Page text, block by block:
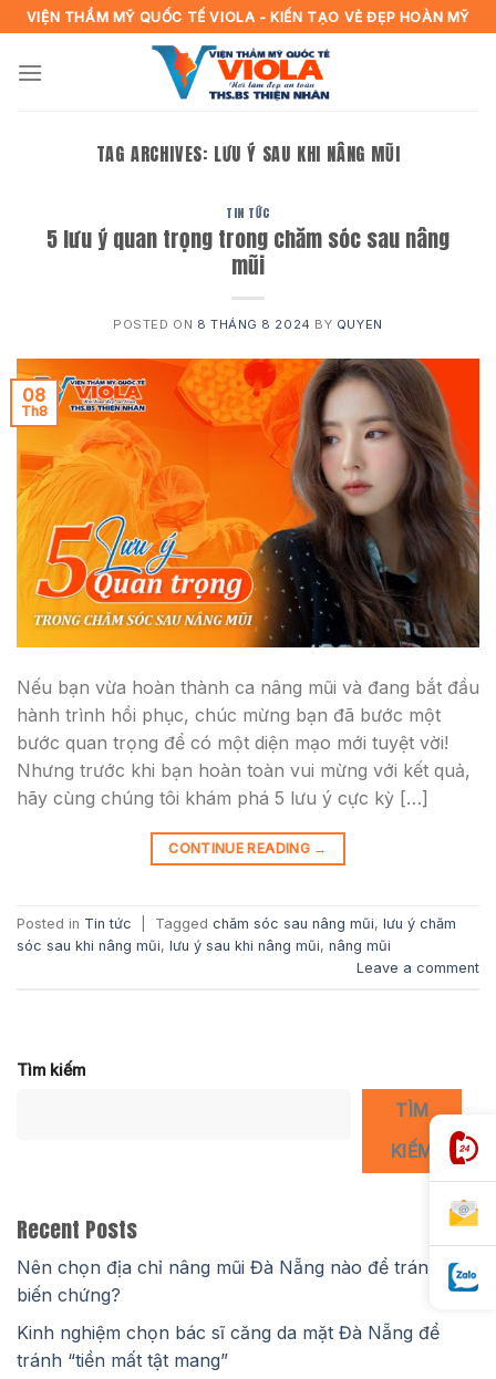
Skip
to
content
VIỆN THẨM MỸ QUỐC TẾ VIOLA - KIẾN TẠO VẺ ĐẸP HOÀN MỸ
TAG ARCHIVES: LƯU Ý SAU KHI NÂNG MŨI
TIN TỨC
5 lưu ý quan trọng trong chăm sóc sau nâng
mũi
POSTED ON 8 THÁNG 8 2024 BY QUYEN
08
Th8
Nếu bạn vừa hoàn thành ca nâng mũi và đang bắt đầu
hành trình hồi phục, chúc mừng bạn đã bước một
bước quan trọng để có một diện mạo mới tuyệt vời!
Nhưng trước khi bạn hoàn toàn vui mừng với kết quả,
hãy cùng chúng tôi khám phá 5 lưu ý cực kỳ […]
CONTINUE READING →
Posted in Tin tức Tagged chăm sóc sau nâng mũi, lưu ý chăm
sóc sau khi nâng mũi, lưu ý sau khi nâng mũi, nâng mũi
Leave a comment
Tìm kiếm
TÌM
KIẾM
Recent Posts
Nên chọn địa chỉ nâng mũi Đà Nẵng nào để tránh
biến chứng?
Kinh nghiệm chọn bác sĩ căng da mặt Đà Nẵng để
tránh “tiền mất tật mang”